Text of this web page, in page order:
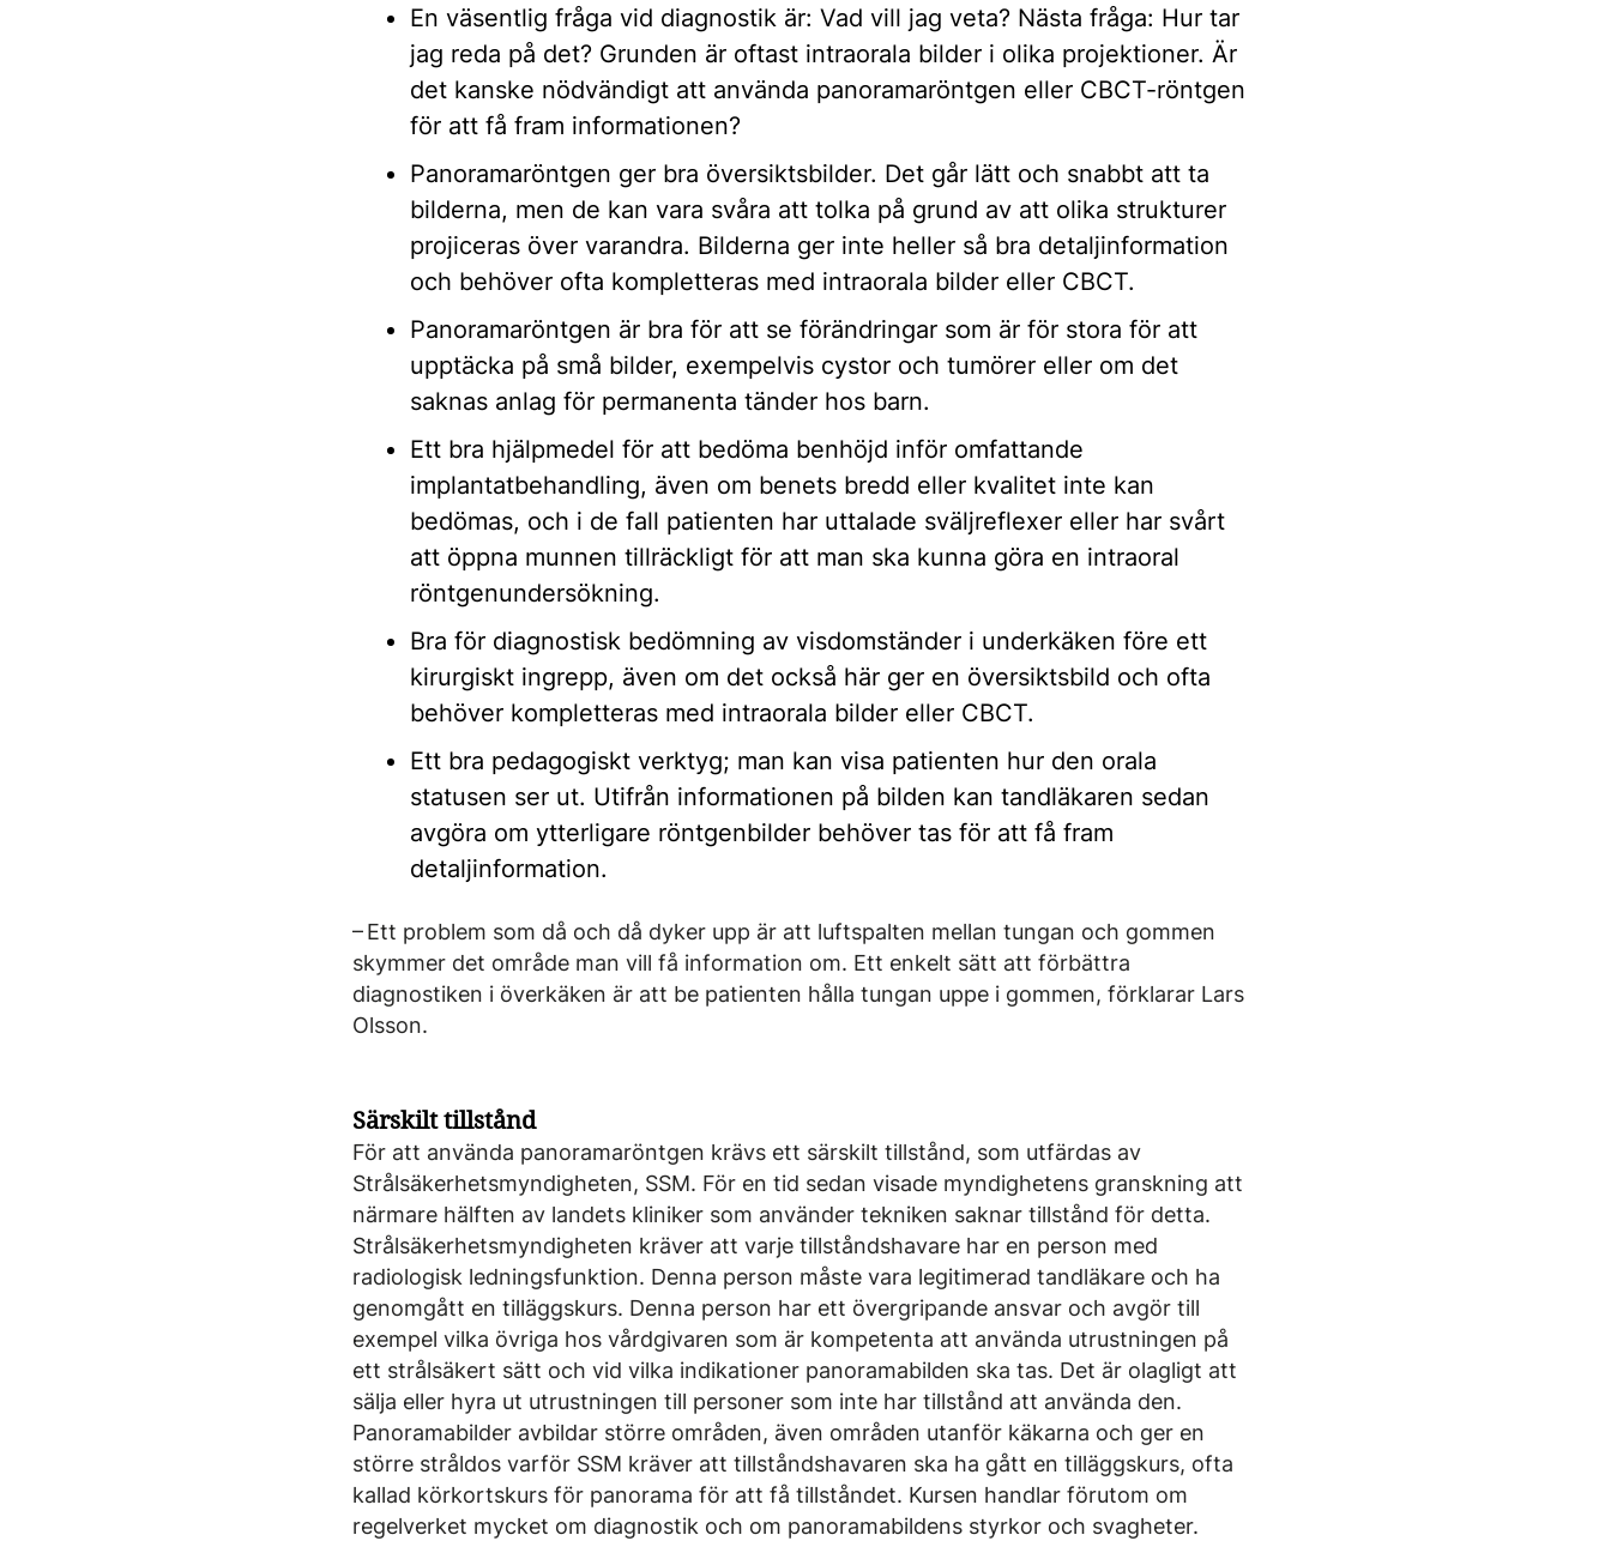
En väsentlig fråga vid diagnostik är: Vad vill jag veta? Nästa fråga: Hur tar
jag reda på det? Grunden är oftast intraorala bilder i olika projektioner. Är
det kanske nödvändigt att använda panoramaröntgen eller CBCT-röntgen
för att få fram informationen?
Panoramaröntgen ger bra översiktsbilder. Det går lätt och snabbt att ta
bilderna, men de kan vara svåra att tolka på grund av att olika strukturer
projiceras över varandra. Bilderna ger inte heller så bra detaljinformation
och behöver ofta kompletteras med intraorala bilder eller CBCT.
Panoramaröntgen är bra för att se förändringar som är för stora för att
upptäcka på små bilder, exempelvis cystor och tumörer eller om det
saknas anlag för permanenta tänder hos barn.
Ett bra hjälpmedel för att bedöma benhöjd inför omfattande
implantatbehandling, även om benets bredd eller kvalitet inte kan
bedömas, och i de fall patienten har uttalade sväljreflexer eller har svårt
att öppna munnen tillräckligt för att man ska kunna göra en intraoral
röntgenundersökning.
Bra för diagnostisk bedömning av visdomständer i underkäken före ett
kirurgiskt ingrepp, även om det också här ger en översiktsbild och ofta
behöver kompletteras med intraorala bilder eller CBCT.
Ett bra pedagogiskt verktyg; man kan visa patienten hur den orala
statusen ser ut. Utifrån informationen på bilden kan tandläkaren sedan
avgöra om ytterligare röntgenbilder behöver tas för att få fram
detaljinformation.
– Ett problem som då och då dyker upp är att luftspalten mellan tungan och gommen
skymmer det område man vill få information om. Ett enkelt sätt att förbättra
diagnostiken i överkäken är att be patienten hålla tungan uppe i gommen, förklarar Lars
Olsson.
Särskilt tillstånd
För att använda panoramaröntgen krävs ett särskilt tillstånd, som utfärdas av
Strålsäkerhetsmyndigheten, SSM. För en tid sedan visade myndighetens granskning att
närmare hälften av landets kliniker som använder tekniken saknar tillstånd för detta.
Strålsäkerhetsmyndigheten kräver att varje tillståndshavare har en person med
radiologisk ledningsfunktion. Denna person måste vara legitimerad tandläkare och ha
genomgått en tilläggskurs. Denna person har ett övergripande ansvar och avgör till
exempel vilka övriga hos vårdgivaren som är kompetenta att använda utrustningen på
ett strålsäkert sätt och vid vilka indikationer panoramabilden ska tas. Det är olagligt att
sälja eller hyra ut utrustningen till personer som inte har tillstånd att använda den.
Panoramabilder avbildar större områden, även områden utanför käkarna och ger en
större stråldos varför SSM kräver att tillståndshavaren ska ha gått en tilläggskurs, ofta
kallad körkortskurs för panorama för att få tillståndet. Kursen handlar förutom om
regelverket mycket om diagnostik och om panoramabildens styrkor och svagheter.